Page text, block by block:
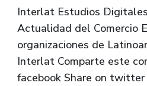
Interlat Estudios
Actualidad del Comercio
organizaciones de
Interlat Comparte este
facebook Share on twitter